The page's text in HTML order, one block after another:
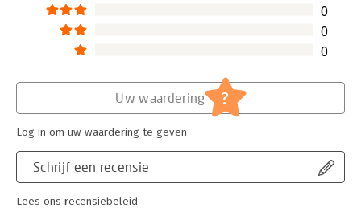
0
0
0
Schrijf een recensie
Lees ons recensiebeleid
Uw waardering ?
Log in om uw waardering te geven